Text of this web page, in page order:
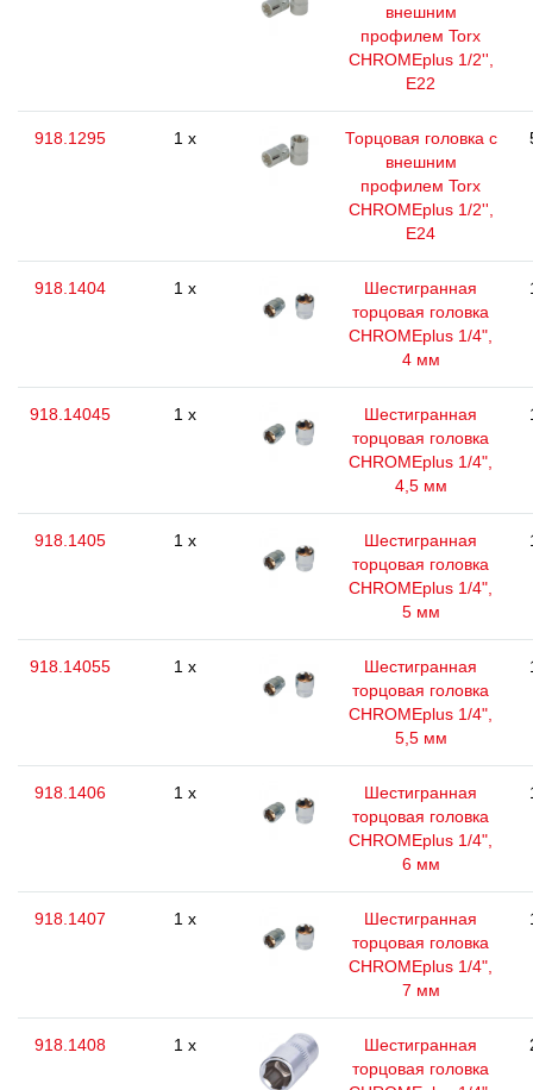
внешним
профилем Torx
CHROMEplus 1/2'',
E22
918.1295 1 x
Торцовая головка с
внешним
профилем Torx
CHROMEplus 1/2'',
E24
918.1404 1 x
Шестигранная
торцовая головка
CHROMEplus 1/4",
4 мм
918.14045 1 x
Шестигранная
торцовая головка
CHROMEplus 1/4",
4,5 мм
918.1405 1 x
Шестигранная
торцовая головка
CHROMEplus 1/4",
5 мм
918.14055 1 x
Шестигранная
торцовая головка
CHROMEplus 1/4",
5,5 мм
918.1406 1 x
Шестигранная
торцовая головка
CHROMEplus 1/4",
6 мм
918.1407 1 x
Шестигранная
торцовая головка
CHROMEplus 1/4",
7 мм
918.1408 1 x
Шестигранная
торцовая головка